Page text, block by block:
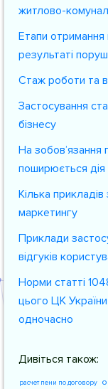
житлово-
Етапи отримання
результаті
Стаж роботи та
Застосування
бізнесу
На зобов’язання
поширюється
Кілька
маркетингу
Приклади
відгуків
Норми статті
цього ЦК
одночасно
Дивіться також:
расчет пени по договору